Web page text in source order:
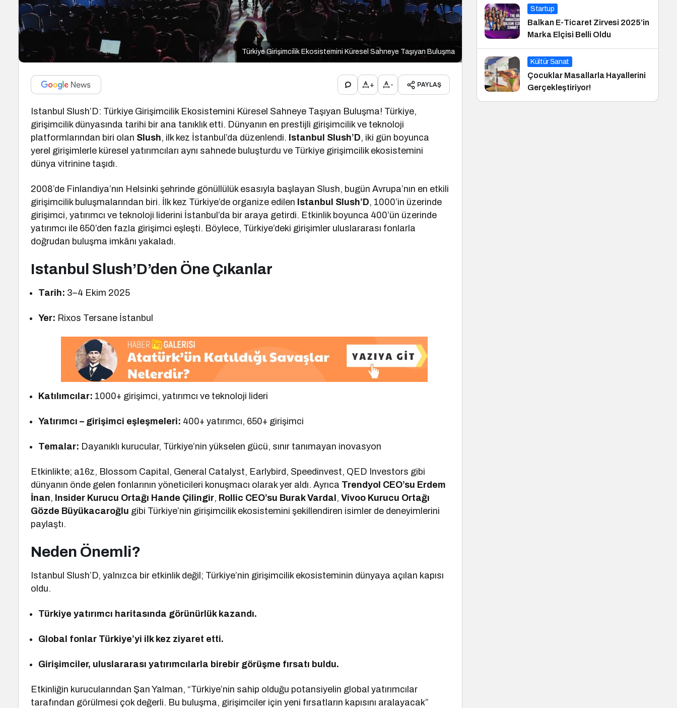
Türkiye Girişimcilik Ekosistemini Küresel Sahneye Taşıyan Buluşma
+ - PAYLAŞ
Istanbul Slush’D: Türkiye Girişimcilik Ekosistemini Küresel Sahneye Taşıyan Buluşma! Türkiye,
girişimcilik dünyasında tarihi bir ana tanıklık etti. Dünyanın en prestijli girişimcilik ve teknoloji
platformlarından biri olan Slush, ilk kez İstanbul’da düzenlendi. Istanbul Slush’D, iki gün boyunca
yerel girişimlerle küresel yatırımcıları aynı sahnede buluşturdu ve Türkiye girişimcilik ekosistemini
dünya vitrinine taşıdı.
2008’de Finlandiya’nın Helsinki şehrinde gönüllülük esasıyla başlayan Slush, bugün Avrupa’nın en etkili
girişimcilik buluşmalarından biri. İlk kez Türkiye’de organize edilen Istanbul Slush’D, 1000’in üzerinde
girişimci, yatırımcı ve teknoloji liderini İstanbul’da bir araya getirdi. Etkinlik boyunca 400’ün üzerinde
yatırımcı ile 650’den fazla girişimci eşleşti. Böylece, Türkiye’deki girişimler uluslararası fonlarla
doğrudan buluşma imkânı yakaladı.
Istanbul Slush’D’den Öne Çıkanlar
Tarih: 3–4 Ekim 2025
Yer: Rixos Tersane İstanbul
Katılımcılar: 1000+ girişimci, yatırımcı ve teknoloji lideri
Yatırımcı – girişimci eşleşmeleri: 400+ yatırımcı, 650+ girişimci
Temalar: Dayanıklı kurucular, Türkiye’nin yükselen gücü, sınır tanımayan inovasyon
Etkinlikte; a16z, Blossom Capital, General Catalyst, Earlybird, Speedinvest, QED Investors gibi
dünyanın önde gelen fonlarının yöneticileri konuşmacı olarak yer aldı. Ayrıca Trendyol CEO’su Erdem
İnan, Insider Kurucu Ortağı Hande Çilingir, Rollic CEO’su Burak Vardal ,Vivoo Kurucu Ortağı
Gözde Büyükacaroğlu gibi Türkiye’nin girişimcilik ekosistemini şekillendiren isimler de deneyimlerini
paylaştı.
Neden Önemli?
Istanbul Slush’D, yalnızca bir etkinlik değil; Türkiye’nin girişimcilik ekosisteminin dünyaya açılan kapısı
oldu.
Türkiye yatırımcı haritasında görünürlük kazandı.
Global fonlar Türkiye’yi ilk kez ziyaret etti.
Girişimciler, uluslararası yatırımcılarla birebir görüşme fırsatı buldu.
Etkinliğin kurucularından Şan Yalman, “Türkiye’nin sahip olduğu potansiyelin global yatırımcılar
tarafından görülmesi çok değerli. Bu buluşma, girişimciler için yeni fırsatların kapısını aralayacak”
Startup
Balkan E-Ticaret Zirvesi 2025’in
Marka Elçisi Belli Oldu
Kültür Sanat
Çocuklar Masallarla Hayallerini
Gerçekleştiriyor!